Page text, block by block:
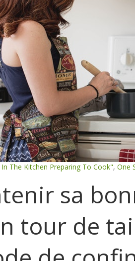
The Kitchen Preparing To Cook",One
sa
tour de